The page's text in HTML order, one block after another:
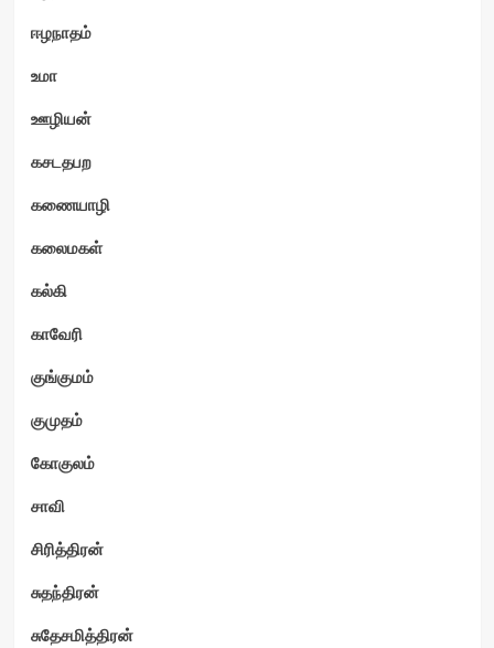
ஈழநாதம்
உமா
ஊழியன்
கசடதபற
கணையாழி
கலைமகள்
கல்கி
காவேரி
குங்குமம்
குமுதம்
கோகுலம்
சாவி
சிரித்திரன்
சுதந்திரன்
சுதேசமித்திரன்